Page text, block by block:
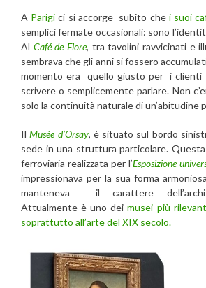
A Parigi ci si accorge subito che i suoi
semplici fermate occasionali: sono
Al Café de Flore, tra tavolini ravvicinati e
sembrava che gli anni si fossero
momento era quello giusto per i clienti
scrivere o semplicemente parlare. Non
solo la continuità naturale di un’abitudine
IlMusée d’Orsay, è situato sul bordo
sede in una struttura particolare. Questa
ferroviaria realizzata per l’Esposizione
impressionava per la sua forma
manteneva il carattere
Attualmente è uno deimusei più
soprattutto all’arte del XIX secolo.